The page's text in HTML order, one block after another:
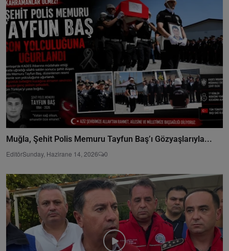
Muğla, Şehit Polis Memuru Tayfun Baş’ı Gözyaşlarıyla...
EditörSunday, Hazirane 14, 2026 0